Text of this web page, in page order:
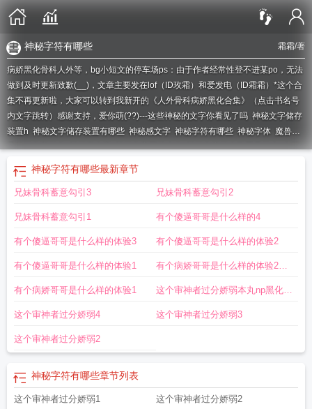
霜霜/著
神秘字符有哪些
病娇黑化骨科人外等，bg小短文的停车场ps：由于作者经常性登不进某po，无法
做到及时更新致歉(__)，文章主要发在lof（ID玫霜）和爱发电（ID霜霜）*这个合
集不再更新啦，大家可以转到我新开的《人外骨科病娇黑化合集》（点击书名号
内文字跳转）感谢支持，爱你萌(??)---这些神秘的文字你看见了吗 神秘文字储存
装置h 神秘文字储存装置有哪些 神秘感文字 神秘字符有哪些 神秘字体 魔兽世
界神秘文字任务神秘学文字神秘文字图片大全神秘文字储存装置是什么中国
神秘文字
神秘文字乱码 神秘的文字图片
哪 神秘文字储存装置/霜霜
秘文字神秘的字符 神秘文字储存装置作者霜霜神秘的字条神秘文字储存装置
出来神秘文字储存装置霜霜 神秘的文字
神秘字符有哪些最新章节
兄妹骨科蓄意勾引3 兄妹骨科蓄意勾引2
兄妹骨科蓄意勾引1 有个傻逼哥哥是什么样的4
有个傻逼哥哥是什么样的体验3 有个傻逼哥哥是什么样的体验2
有个傻逼哥哥是什么样的体验1 有个病娇哥哥是什么样的体验2有
bug
有个病娇哥哥是什么样的体验1 这个审神者过分娇弱本丸np黑化支
线
这个审神者过分娇弱4 这个审神者过分娇弱3
这个审神者过分娇弱2
神秘字符有哪些章节列表
这个审神者过分娇弱1 这个审神者过分娇弱2